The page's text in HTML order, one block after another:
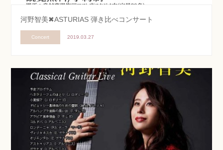
河野智美✖ASTURIAS 弾き比べコンサート
Concert 2019.03.27